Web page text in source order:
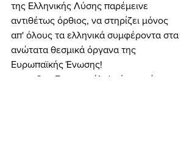
της Ελληνικής Λύσης παρέμεινε
αντιθέτως όρθιος, να στηρίζει μόνος
απ' όλους τα ελληνικά συμφέροντα στα
ανώτατα θεσμικά όργανα της
Ευρωπαϊκής Ένωσης!